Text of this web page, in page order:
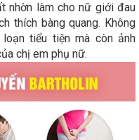
nhờn làm cho nữ giới đau
thích bàng quang. Không
tiểu tiện mà còn ảnh
chị em phụ nữ.